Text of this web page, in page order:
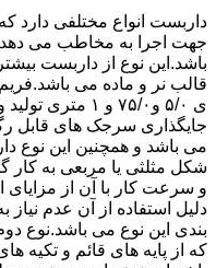
داربست انواع مختلفی دارد
جهت اجرا به مخاطب می
باشد.این نوع از داربست
قالب نر و ماده می
ی ۵/۰ و۷۵/۰ و ۱
جایگذاری سرجک های قابل
شکل مثلثی یا مربعی به
و سرعت کار با آن از
دلیل استفاده از آن عدم
بندی این نوع می باشد.نوع
که از پایه های قائم و تکیه